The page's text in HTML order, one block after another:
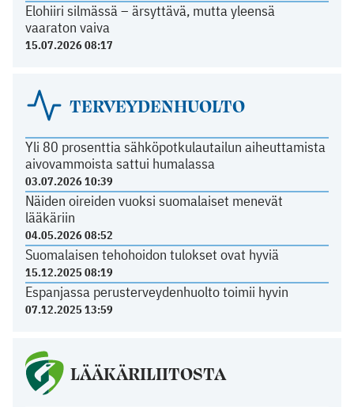
Elohiiri silmässä – ärsyttävä, mutta yleensä
vaaraton vaiva
15.07.2026 08:17
TERVEYDENHUOLTO
Yli 80 prosenttia sähköpotkulautailun aiheuttamista
aivovammoista sattui humalassa
03.07.2026 10:39
Näiden oireiden vuoksi suomalaiset menevät
lääkäriin
04.05.2026 08:52
Suomalaisen tehohoidon tulokset ovat hyviä
15.12.2025 08:19
Espanjassa perusterveydenhuolto toimii hyvin
07.12.2025 13:59
LÄÄKÄRILIITOSTA